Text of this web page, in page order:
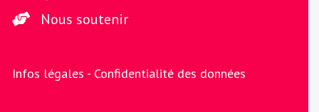
Nous soutenir
Infos légales - Confidentialité des données